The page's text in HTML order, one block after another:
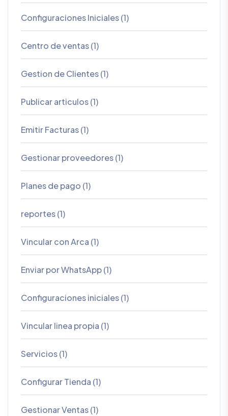
Configuraciones Iniciales (1)
Centro de ventas (1)
Gestion de Clientes (1)
Publicar articulos (1)
Emitir Facturas (1)
Gestionar proveedores (1)
Planes de pago (1)
reportes (1)
Vincular con Arca (1)
Enviar por WhatsApp (1)
Configuraciones iniciales (1)
Vincular linea propia (1)
Servicios (1)
Configurar Tienda (1)
Gestionar Ventas (1)